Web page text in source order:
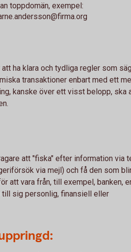
toppdomän, exempel:
ha klara och tydliga regler som
transaktioner enbart med ett
kanske över ett visst belopp, ska
att "fiska" efter information via
via mejl) och få den som
att vara från, till exempel, banken,
sig personlig, finansiell eller